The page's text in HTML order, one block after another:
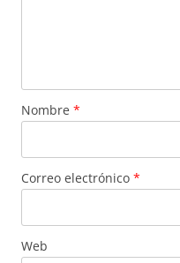
Nombre *
Correo electrónico *
Web